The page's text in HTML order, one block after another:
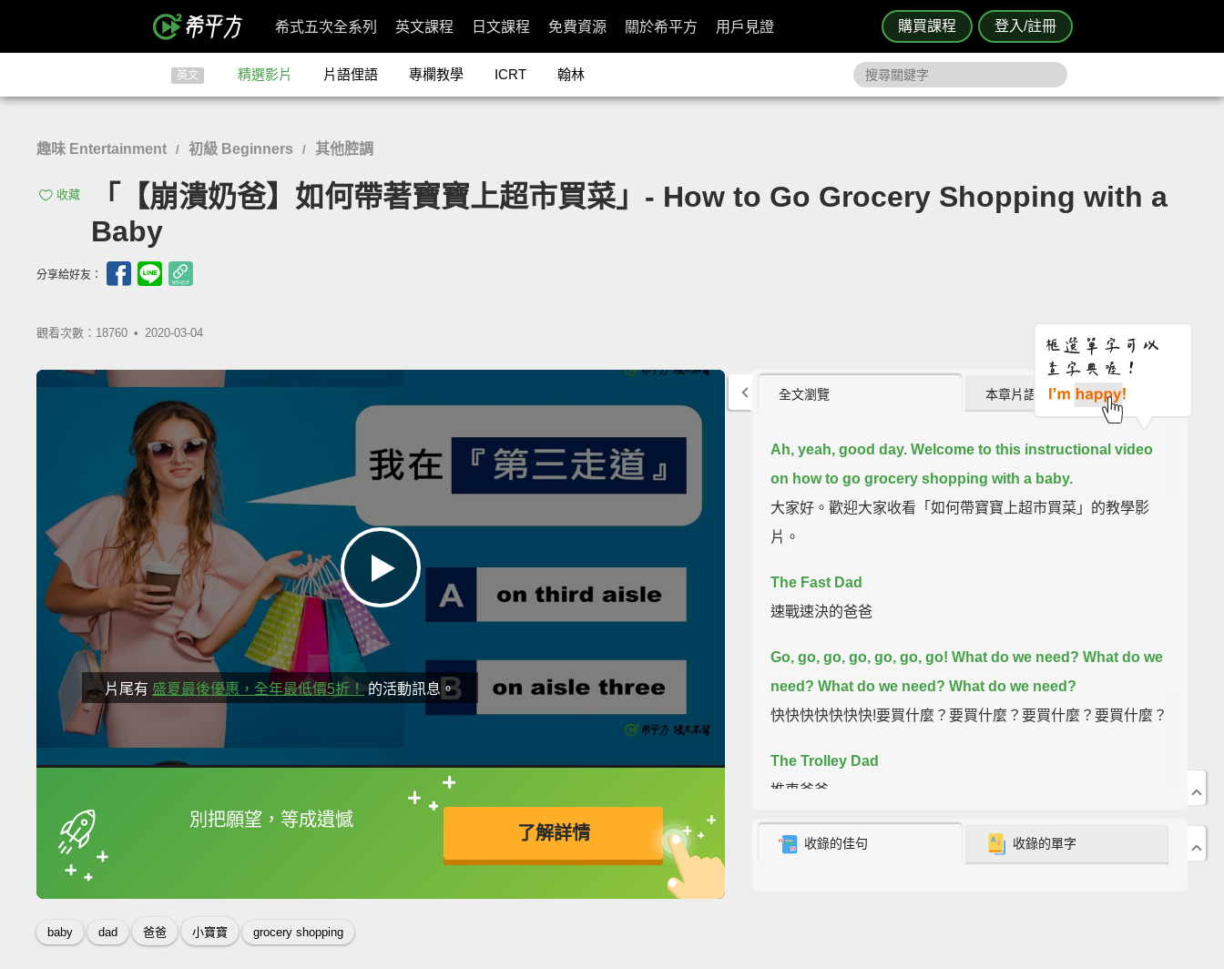
購買課程 登入/註冊
希式五次全系列 英文課程 日文課程 免費資源 關於希平方 用戶見證
英文 精選影片 片語俚語 專欄教學 ICRT 翰林
趣味 Entertainment / 初級 Beginners / 其他腔調
收藏
「【崩潰奶爸】如何帶著寶寶上超市買菜」- How to Go Grocery Shopping with a
Baby
分享給好友：
觀看次數：18760 • 2020-03-04
片尾有 盛夏最後優惠，全年最低價5折！的活動訊息。
別把願望，等成遺憾
了解詳情
框選或點兩下字幕可以直接查字典喔！
英
baby dad 爸爸 小寶寶 grocery shopping
全文瀏覽 本章片語 (0)
Ah, yeah, good day. Welcome to this instructional video
on how to go grocery shopping with a baby.
大家好。歡迎大家收看「如何帶寶寶上超市買菜」的教學影
片。
The Fast Dad
速戰速決的爸爸
Go, go, go, go, go, go, go! What do we need? What do we
need? What do we need? What do we need?
快快快快快快快!要買什麼？要買什麼？要買什麼？要買什麼？
The Trolley Dad
推車爸爸
Let's check in the—jump in the trolley. Go in
收錄的佳句 收錄的單字